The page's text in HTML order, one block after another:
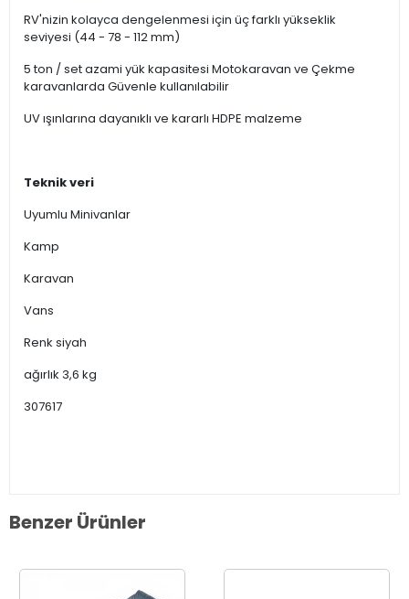
RV'nizin kolayca dengelenmesi için üç farklı yükseklik
seviyesi (44 - 78 - 112 mm)
5 ton / set azami yük kapasitesi Motokaravan ve Çekme
karavanlarda Güvenle kullanılabilir
UV ışınlarına dayanıklı ve kararlı HDPE malzeme
Teknik veri
Uyumlu Minivanlar
Kamp
Karavan
Vans
Renk siyah
ağırlık 3,6 kg
307617
Benzer Ürünler